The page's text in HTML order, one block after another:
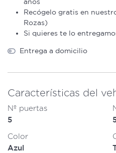
años
Recógelo gratis en
Rozas)
Si quieres te lo
Entrega a domicilio
Características del
Nº puertas
5
Color
Azul